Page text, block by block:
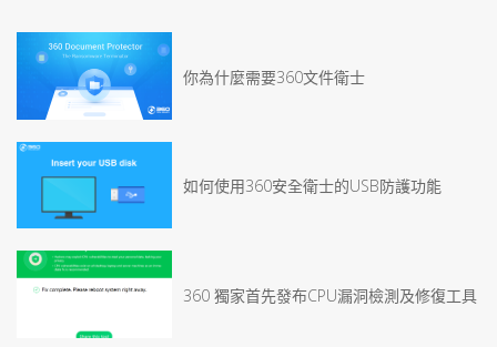
你為什麼需要360文件衛士
如何使用360安全衛士的USB防護功能
360 獨家首先發布CPU漏洞檢測及修復工具